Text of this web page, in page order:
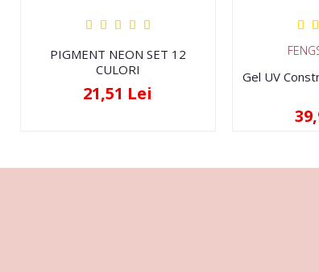
PIGMENT NEON SET 12
CULORI
21,51 Lei
Gel UV